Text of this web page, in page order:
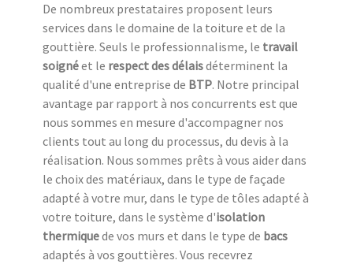
De nombreux prestataires proposent leurs
services dans le domaine de la toiture et de la
gouttière. Seuls le professionnalisme, le travail
soignéet le respect des délaisdéterminent la
qualité d'une entreprise de BTP. Notre principal
avantage par rapport à nos concurrents est que
nous sommes en mesure d'accompagner nos
clients tout au long du processus, du devis à la
réalisation. Nous sommes prêts à vous aider dans
le choix des matériaux, dans le type de façade
adapté à votre mur, dans le type de tôles adapté à
votre toiture, dans le système d'isolation
thermiquede vos murs et dans le type de bacs
adaptés à vos gouttières. Vous recevrez